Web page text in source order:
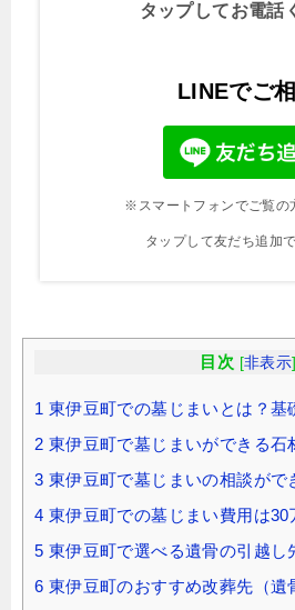
タップしてお電話
LINEでご
※スマートフォンでご覧の
タップして友だち追加で
目次 [非表示]
1 東伊豆町での墓じまいとは？基
2 東伊豆町で墓じまいができる石
3 東伊豆町で墓じまいの相談がで
4 東伊豆町での墓じまい費用は30
5 東伊豆町で選べる遺骨の引越し
6 東伊豆町のおすすめ改葬先（遺